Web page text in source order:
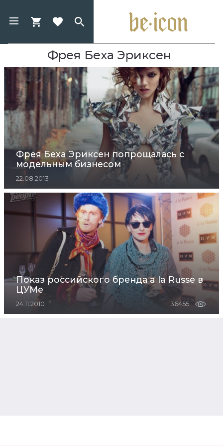
Фрея Беха Эриксен
Фрея Беха Эриксен попрощалась с
модельным бизнесом
22.08.2013
Показ российского бренда a la Russe в
ЦУМе
24.11.2010 36455